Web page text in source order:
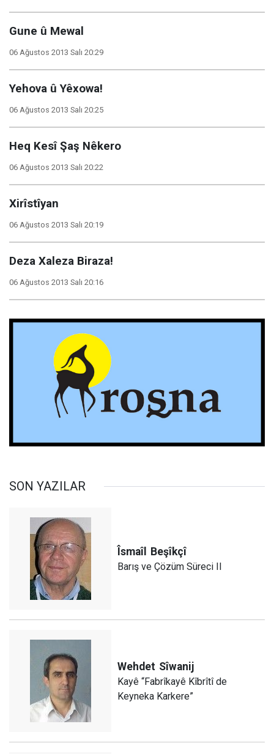
Gune û Mewal
06 Ağustos 2013 Salı 20:29
Yehova û Yêxowa!
06 Ağustos 2013 Salı 20:25
Heq Kesî Şaş Nêkero
06 Ağustos 2013 Salı 20:22
Xirîstîyan
06 Ağustos 2013 Salı 20:19
Deza Xaleza Biraza!
06 Ağustos 2013 Salı 20:16
SON YAZILAR
Îsmaîl Beşîkçî
Barış ve Çözüm Süreci II
Wehdet Sîwanij
Kayê “Fabrîkayê Kîbrîtî de
Keyneka Karkere”